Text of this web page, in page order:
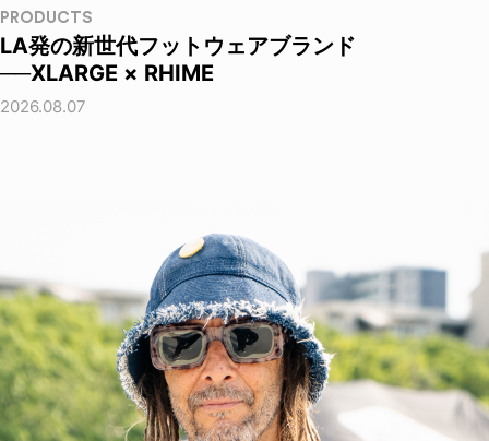
PRODUCTS
LA発の新世代フットウェアブランド
──XLARGE × RHIME
2026.08.07